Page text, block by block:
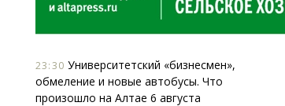
23:30 Университетский «бизнесмен»,
обмеление и новые автобусы. Что
произошло на Алтае 6 августа